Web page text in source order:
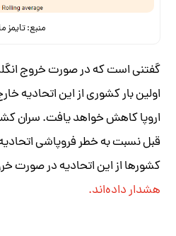
منبع: تایمز
گفتنی است که در صورت خروج
اولین بار کشوری از این اتحادیه
اروپا کاهش خواهد یافت. سران
قبل نسبت به خطر فروپاشی
کشورها از این اتحادیه در صورت
هشدار داده‌اند.